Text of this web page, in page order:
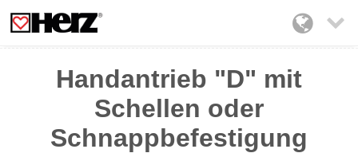

Handantrieb "D" mit
Schellen oder
Schnappbefestigung